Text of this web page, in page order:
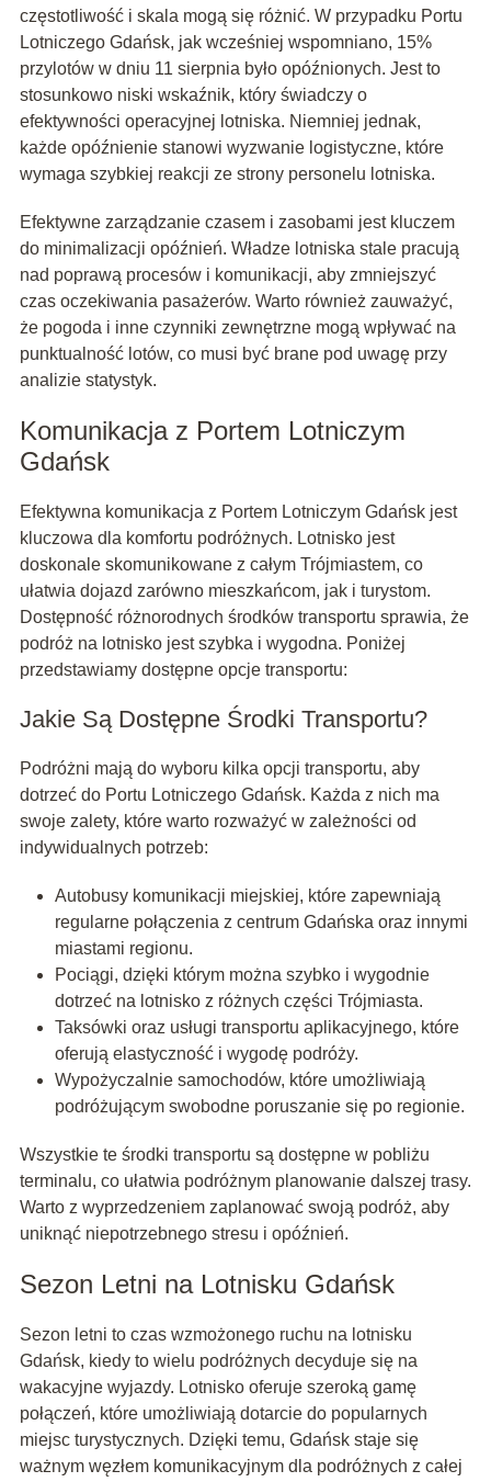
częstotliwość i skala mogą się różnić. W przypadku Portu
Lotniczego Gdańsk, jak wcześniej wspomniano, 15%
przylotów w dniu 11 sierpnia było opóźnionych. Jest to
stosunkowo niski wskaźnik, który świadczy o
efektywności operacyjnej lotniska. Niemniej jednak,
każde opóźnienie stanowi wyzwanie logistyczne, które
wymaga szybkiej reakcji ze strony personelu lotniska.
Efektywne zarządzanie czasem i zasobami jest kluczem
do minimalizacji opóźnień. Władze lotniska stale pracują
nad poprawą procesów i komunikacji, aby zmniejszyć
czas oczekiwania pasażerów. Warto również zauważyć,
że pogoda i inne czynniki zewnętrzne mogą wpływać na
punktualność lotów, co musi być brane pod uwagę przy
analizie statystyk.
Komunikacja z Portem Lotniczym
Gdańsk
Efektywna komunikacja z Portem Lotniczym Gdańsk jest
kluczowa dla komfortu podróżnych. Lotnisko jest
doskonale skomunikowane z całym Trójmiastem, co
ułatwia dojazd zarówno mieszkańcom, jak i turystom.
Dostępność różnorodnych środków transportu sprawia, że
podróż na lotnisko jest szybka i wygodna. Poniżej
przedstawiamy dostępne opcje transportu:
Jakie Są Dostępne Środki Transportu?
Podróżni mają do wyboru kilka opcji transportu, aby
dotrzeć do Portu Lotniczego Gdańsk. Każda z nich ma
swoje zalety, które warto rozważyć w zależności od
indywidualnych potrzeb:
Autobusy komunikacji miejskiej, które zapewniają
regularne połączenia z centrum Gdańska oraz innymi
miastami regionu.
Pociągi, dzięki którym można szybko i wygodnie
dotrzeć na lotnisko z różnych części Trójmiasta.
Taksówki oraz usługi transportu aplikacyjnego, które
oferują elastyczność i wygodę podróży.
Wypożyczalnie samochodów, które umożliwiają
podróżującym swobodne poruszanie się po regionie.
Wszystkie te środki transportu są dostępne w pobliżu
terminalu, co ułatwia podróżnym planowanie dalszej trasy.
Warto z wyprzedzeniem zaplanować swoją podróż, aby
uniknąć niepotrzebnego stresu i opóźnień.
Sezon Letni na Lotnisku Gdańsk
Sezon letni to czas wzmożonego ruchu na lotnisku
Gdańsk, kiedy to wielu podróżnych decyduje się na
wakacyjne wyjazdy. Lotnisko oferuje szeroką gamę
połączeń, które umożliwiają dotarcie do popularnych
miejsc turystycznych. Dzięki temu, Gdańsk staje się
ważnym węzłem komunikacyjnym dla podróżnych z całej